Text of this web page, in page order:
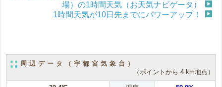
場）の1時間天気（お天気ナビゲータ）
1時間天気が10日先までにパワーアップ！
周辺データ（宇都宮気象台）
（ポイントから 4 km地点）